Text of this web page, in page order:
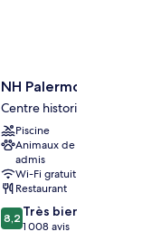
NH
Palermo
Centre
historique
de
Palerme
NH Palermo
Centre historique de
Piscine
Animaux de compagnie
admis
Wi-Fi gratuit
Restaurant
8.2
sur
8,2 Très bien
1 008 avis